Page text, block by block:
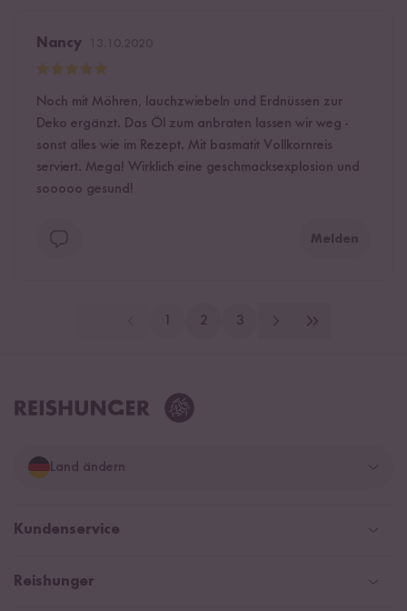
Nancy
Noch mit Möhren, lauchzwiebeln und Erdnüssen zur
Deko ergänzt. Das Öl zum anbraten lassen wir weg -
sonst alles wie im Rezept. Mit basmatit Vollkornreis
serviert. Mega! Wirklich eine geschmacksexplosion und
sooooo gesund!
Melden
2 3
Land ändern
Deutschland
Kundenservice
Help Center & FAQ
Reishunger